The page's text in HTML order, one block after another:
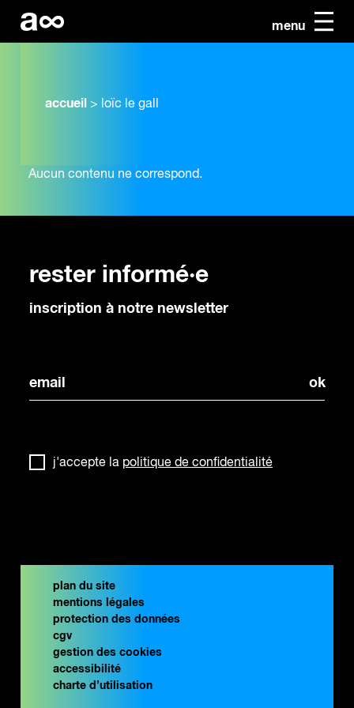
menu
accueil > loïc le gall
Aucun contenu ne correspond.
rester informé·e
inscription à notre newsletter
j'accepte la politique de confidentialité
plan du site
mentions légales
protection des données
cgv
gestion des cookies
accessibilité
charte d’utilisation